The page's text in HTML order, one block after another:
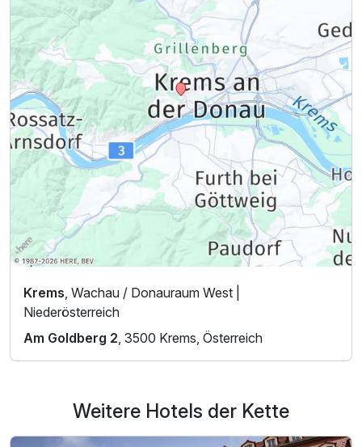
Krems, Wachau / Donauraum West |
Niederösterreich
Am Goldberg 2, 3500 Krems, Österreich
Weitere Hotels der Kette